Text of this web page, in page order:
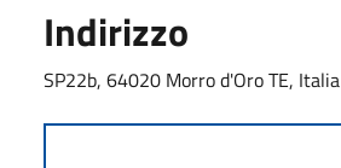
Indirizzo
SP22b, 64020 Morro d'Oro TE, Italia